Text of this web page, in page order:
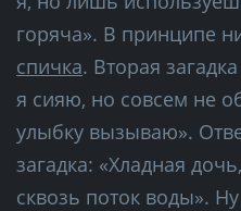
горяча». В принципе
спичка. Вторая
я сияю, но совсем не
улыбку вызываю».
загадка: «Хладная
сквозь поток воды».